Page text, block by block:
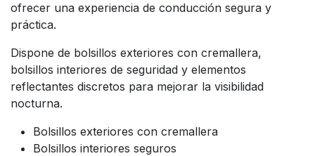
ofrecer una experiencia de conducción segura y
práctica.
Dispone de bolsillos exteriores con cremallera,
bolsillos interiores de seguridad y elementos
reflectantes discretos para mejorar la visibilidad
nocturna.
Bolsillos exteriores con cremallera
Bolsillos interiores seguros